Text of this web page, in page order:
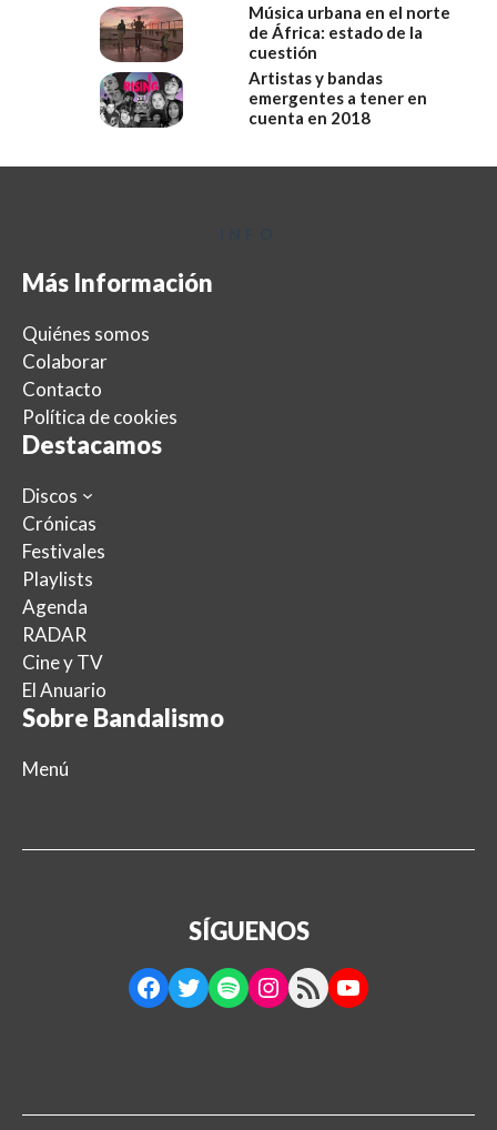
Música urbana en el norte
de África: estado de la
cuestión
Artistas y bandas
emergentes a tener en
cuenta en 2018
Más Información
Quiénes somos
Colaborar
Contacto
Política de cookies
Destacamos
Discos
Crónicas
Festivales
Playlists
Agenda
RADAR
Cine y TV
El Anuario
Sobre Bandalismo
Menú
SÍGUENOS
Facebook
Twitter
Spotify
Instagram
RSS FeedYouTube